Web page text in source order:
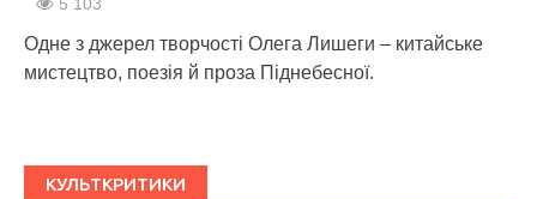
Одне з джерел творчості Олега Лишеги – китайське
мистецтво, поезія й проза Піднебесної.
КУЛЬТКРИТИКИ